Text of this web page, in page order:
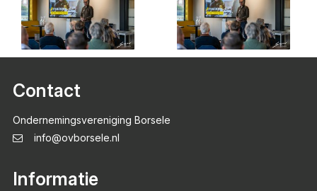
Contact
Ondernemingsvereniging Borsele
info@ovborsele.nl
Informatie